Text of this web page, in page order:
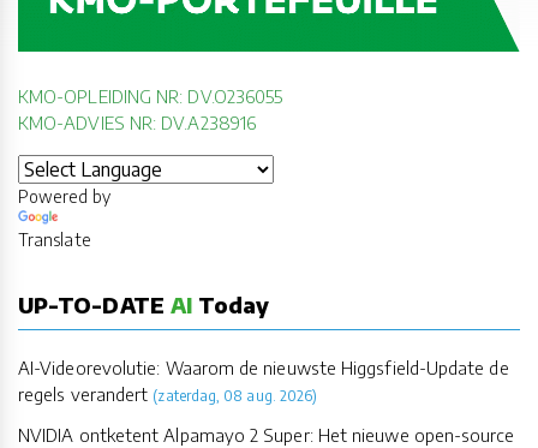
KMO-OPLEIDING NR: DV.O236055
KMO-ADVIES NR: DV.A238916
Powered by
Translate
UP-TO-DATE AI Today
AI-Videorevolutie: Waarom de nieuwste Higgsfield-Update de
regels verandert (zaterdag, 08 aug. 2026)
NVIDIA ontketent Alpamayo 2 Super: Het nieuwe open-source